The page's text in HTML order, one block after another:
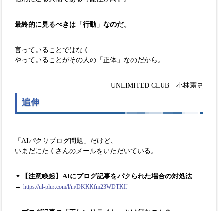
最終的に見るべきは「行動」なのだ。
言っていることではなく
やっていることがその人の「正体」なのだから。
UNLIMITED CLUB 小林憲史
追伸
「AIパクりブログ問題」だけど、
いまだにたくさんのメールをいただいている。
▼【注意喚起】AIにブログ記事をパクられた場合の対処法
→https://ul-plus.com/l/m/DKKKfm23WDTKIJ